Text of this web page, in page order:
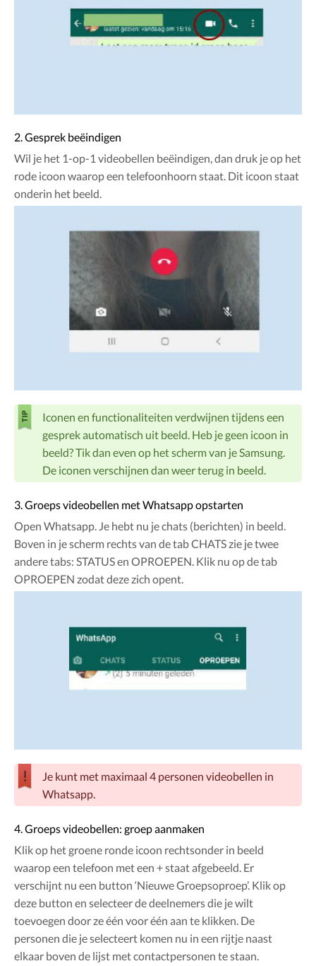
2. Gesprek beëindigen
Wil je het 1-op-1 videobellen beëindigen, dan druk je op het
rode icoon waarop een telefoonhoorn staat. Dit icoon staat
onderin het beeld.
Iconen en functionaliteiten verdwijnen tijdens een
gesprek automatisch uit beeld. Heb je geen icoon in
beeld? Tik dan even op het scherm van je Samsung.
De iconen verschijnen dan weer terug in beeld.
3. Groeps videobellen met Whatsapp opstarten
Open Whatsapp. Je hebt nu je chats (berichten) in beeld.
Boven in je scherm rechts van de tab CHATS zie je twee
andere tabs: STATUS en OPROEPEN. Klik nu op de tab
OPROEPEN zodat deze zich opent.
Je kunt met maximaal 4 personen videobellen in
Whatsapp.
4. Groeps videobellen: groep aanmaken
Klik op het groene ronde icoon rechtsonder in beeld
waarop een telefoon met een + staat afgebeeld. Er
verschijnt nu een button ‘Nieuwe Groepsoproep’. Klik op
deze button en selecteer de deelnemers die je wilt
toevoegen door ze één voor één aan te klikken. De
personen die je selecteert komen nu in een rijtje naast
elkaar boven de lijst met contactpersonen te staan.